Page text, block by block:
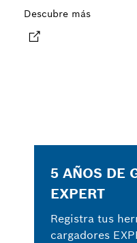
Descubre más
5 AÑOS DE
EXPERT
Registra tus
cargadores